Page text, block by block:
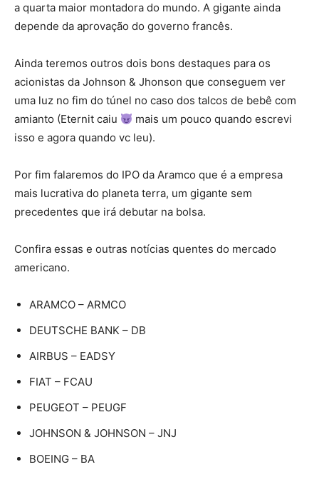
a quarta maior montadora do mundo. A gigante ainda
depende da aprovação do governo francês.
Ainda teremos outros dois bons destaques para os
acionistas da Johnson & Jhonson que conseguem ver
uma luz no fim do túnel no caso dos talcos de bebê com
amianto (Eternit caiu
mais um pouco quando escrevi
isso e agora quando vc leu).
Por fim falaremos do IPO da Aramco que é a empresa
mais lucrativa do planeta terra, um gigante sem
precedentes que irá debutar na bolsa.
Confira essas e outras notícias quentes do mercado
americano.
ARAMCO – ARMCO
DEUTSCHE BANK – DB
AIRBUS – EADSY
FIAT – FCAU
PEUGEOT – PEUGF
JOHNSON & JOHNSON – JNJ
BOEING – BA